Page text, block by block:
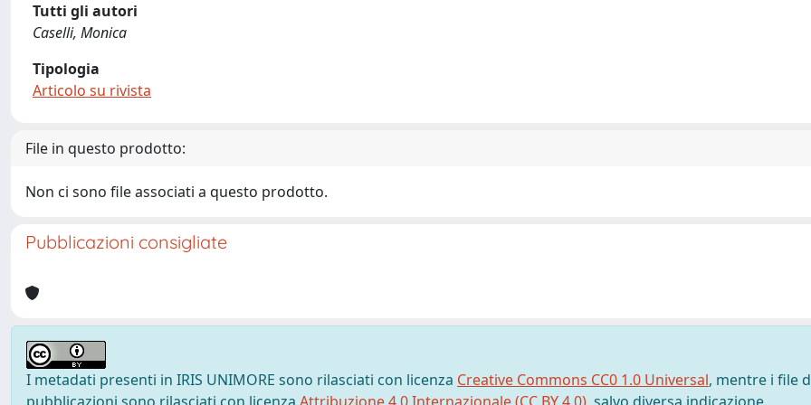
Tutti gli autori
Caselli, Monica
Tipologia
Articolo su rivista
File in questo prodotto:
Non ci sono file associati a questo prodotto.
Pubblicazioni consigliate
I metadati presenti in IRIS UNIMORE sono rilasciati con licenza Creative Commons CC0 1.0 Universal, mentre i file